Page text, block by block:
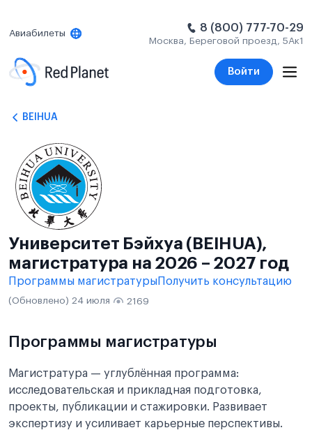
Авиабилеты 8 (800) 777-70-29
Москва, Береговой проезд, 5Ак1
Войти
BEIHUA
Университет Бэйхуа (BEIHUA),
магистратура на 2026 – 2027 год
Программы магистратурыПолучить консультацию
(Обновлено) 24 июля 2169
Программы магистратуры
Магистратура — углублённая программа:
исследовательская и прикладная подготовка,
проекты, публикации и стажировки. Развивает
экспертизу и усиливает карьерные перспективы.